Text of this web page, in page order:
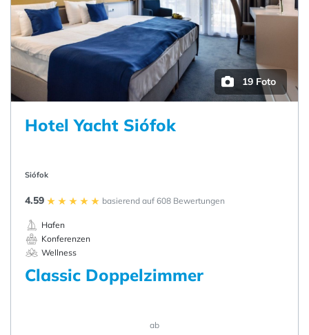
19 Foto
Hotel Yacht Siófok
Siófok
4.59 basierend auf 608 Bewertungen
Hafen
Konferenzen
Wellness
Classic Doppelzimmer
ab